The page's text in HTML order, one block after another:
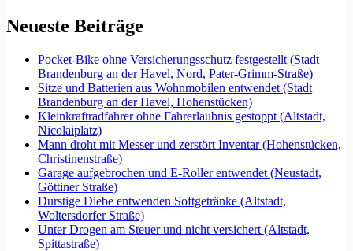
Neueste Beiträge
Pocket-Bike ohne Versicherungsschutz festgestellt (Stadt
Brandenburg an der Havel, Nord, Pater-Grimm-Straße)
Sitze und Batterien aus Wohnmobilen entwendet (Stadt
Brandenburg an der Havel, Hohenstücken)
Kleinkraftradfahrer ohne Fahrerlaubnis gestoppt (Altstadt,
Nicolaiplatz)
Mann droht mit Messer und zerstört Inventar (Hohenstücken,
Christinenstraße)
Garage aufgebrochen und E-Roller entwendet (Neustadt,
Göttiner Straße)
Durstige Diebe entwenden Softgetränke (Altstadt,
Woltersdorfer Straße)
Unter Drogen am Steuer und nicht versichert (Altstadt,
Spittastraße)